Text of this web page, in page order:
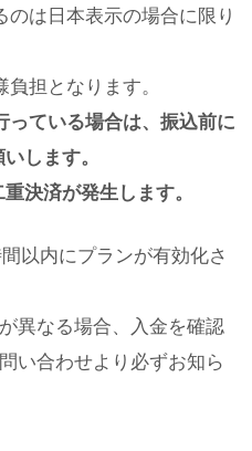
は日本表示の場合に限り
担となります。
ている場合は、振込前に
します。
決済が発生します。
以内にプランが有効化さ
異なる場合、入金を確認
い合わせより必ずお知ら